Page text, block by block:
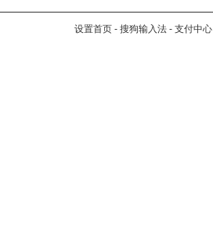
设置首页 - 搜狗输入法 - 支付中心